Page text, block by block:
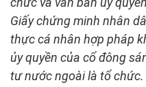
Giấy chứng minh nhân
thực cá nhân hợp pháp
ủy quyền của cổ đông
tư nước ngoài là tổ chức.